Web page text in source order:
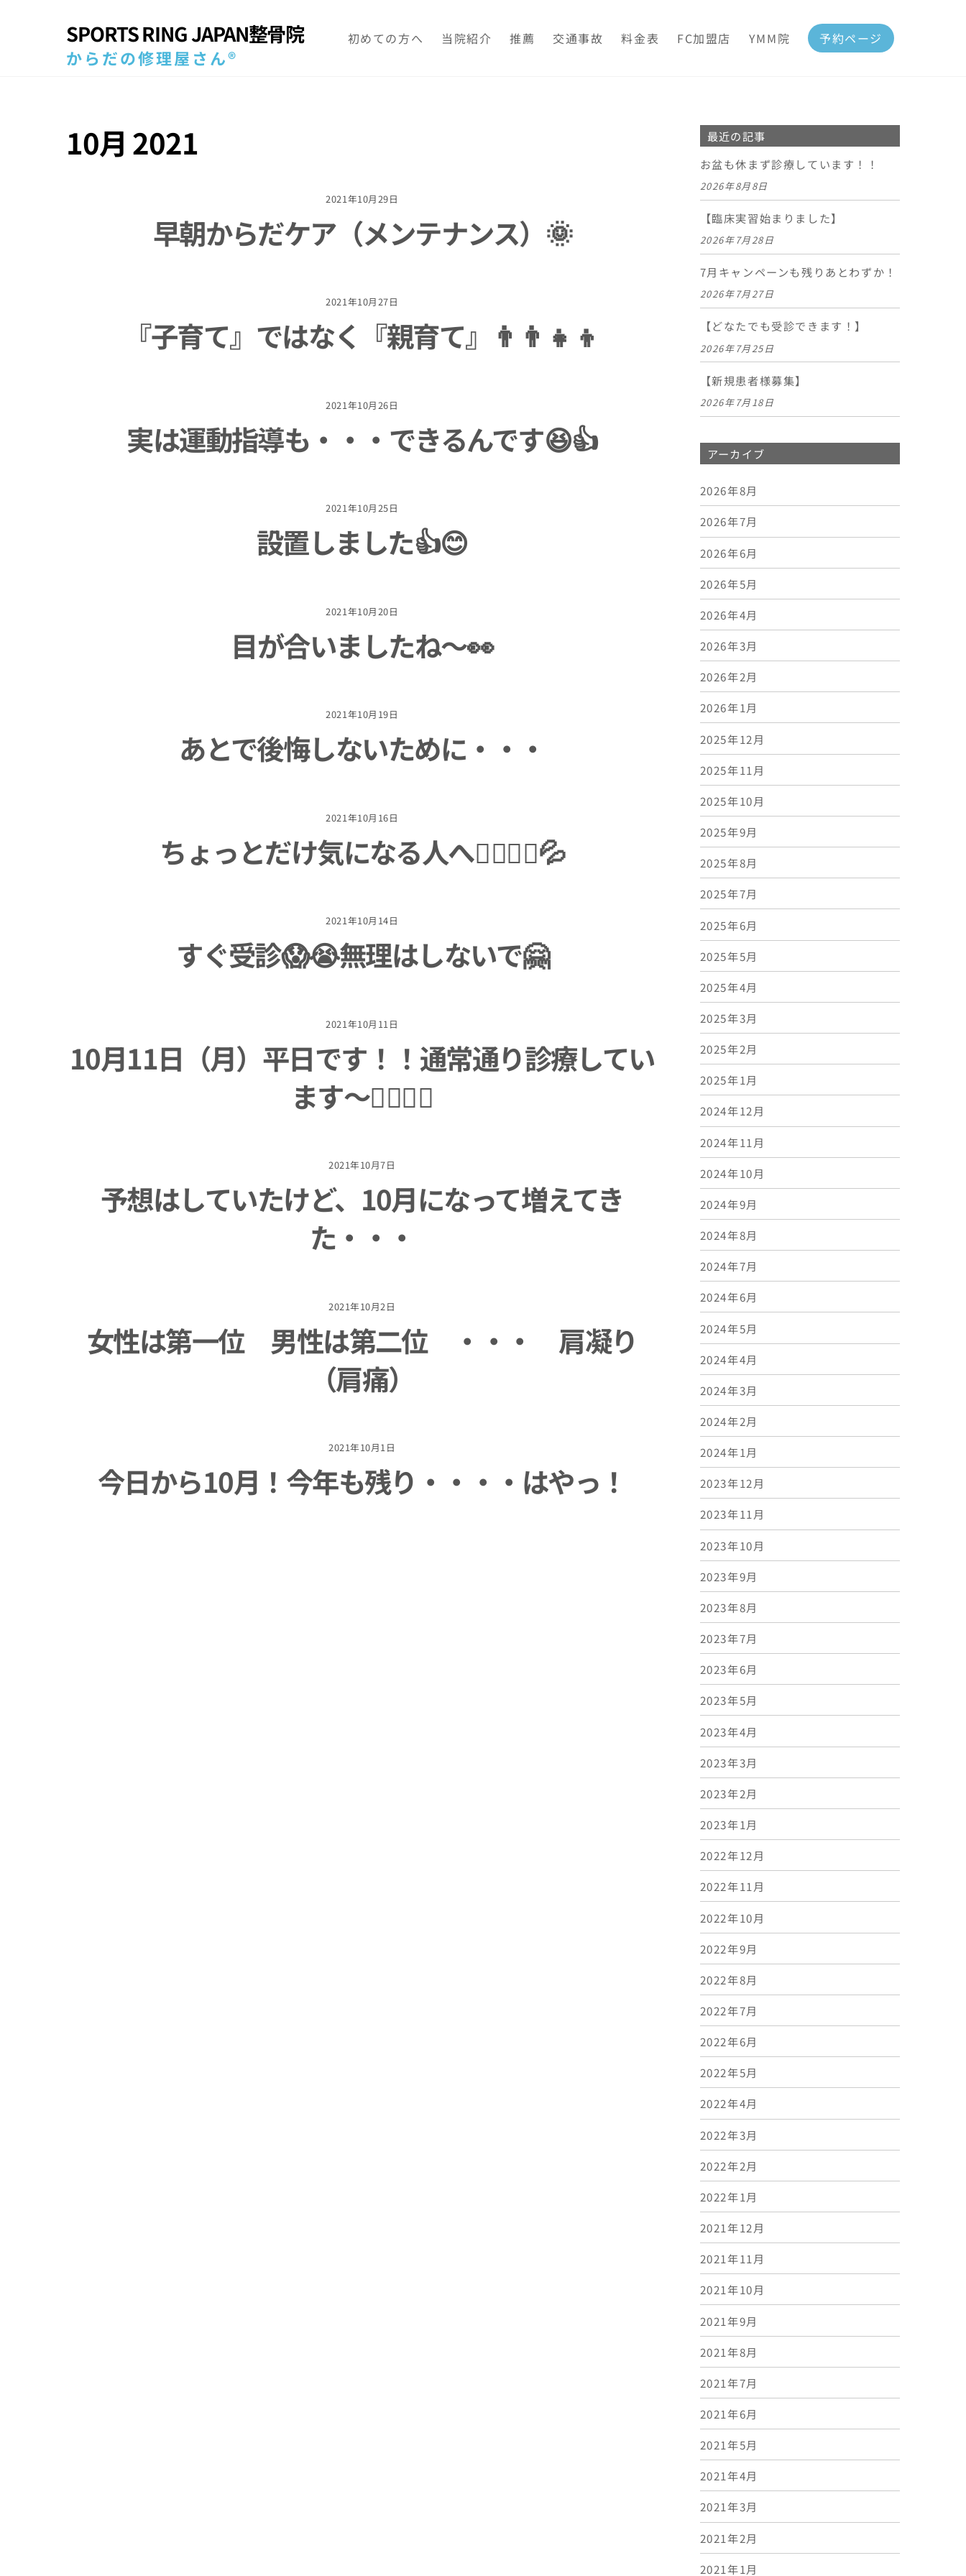
SPORTS RING JAPAN整骨院
からだの修理屋さん®
初めての方へ 当院紹介 推薦 交通事故 料金表 FC加盟店 YMM院 予約ページ
10月 2021
2021年10月29日
早朝からだケア（メンテナンス）🌞
2021年10月27日
『子育て』ではなく『親育て』👨‍👨‍👧‍👦
2021年10月26日
実は運動指導も・・・できるんです😆👍
2021年10月25日
設置しました👍😊
2021年10月20日
目が合いましたね～👀
2021年10月19日
あとで後悔しないために・・・
2021年10月16日
ちょっとだけ気になる人へ🤷‍♂️🤷‍♀️💦
2021年10月14日
すぐ受診😱😭無理はしないで🤗
2021年10月11日
10月11日（月）平日です！！通常通り診療してい
ます～👨‍⚕️👩‍⚕️
2021年10月7日
予想はしていたけど、10月になって増えてき
た・・・
2021年10月2日
女性は第一位 男性は第二位 ・・・ 肩凝り
（肩痛）
2021年10月1日
今日から10月！今年も残り・・・・はやっ！
最近の記事
お盆も休まず診療しています！！
2026年8月8日
【臨床実習始まりました】
2026年7月28日
7月キャンペーンも残りあとわずか！
2026年7月27日
【どなたでも受診できます！】
2026年7月25日
【新規患者様募集】
2026年7月18日
アーカイブ
2026年8月
2026年7月
2026年6月
2026年5月
2026年4月
2026年3月
2026年2月
2026年1月
2025年12月
2025年11月
2025年10月
2025年9月
2025年8月
2025年7月
2025年6月
2025年5月
2025年4月
2025年3月
2025年2月
2025年1月
2024年12月
2024年11月
2024年10月
2024年9月
2024年8月
2024年7月
2024年6月
2024年5月
2024年4月
2024年3月
2024年2月
2024年1月
2023年12月
2023年11月
2023年10月
2023年9月
2023年8月
2023年7月
2023年6月
2023年5月
2023年4月
2023年3月
2023年2月
2023年1月
2022年12月
2022年11月
2022年10月
2022年9月
2022年8月
2022年7月
2022年6月
2022年5月
2022年4月
2022年3月
2022年2月
2022年1月
2021年12月
2021年11月
2021年10月
2021年9月
2021年8月
2021年7月
2021年6月
2021年5月
2021年4月
2021年3月
2021年2月
2021年1月